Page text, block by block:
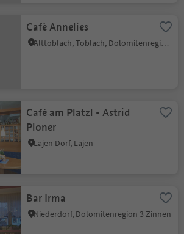
Cafè Annelies
Alttoblach, Toblach, Dolomitenregion 3 Zinnen
Café am Platzl - Astrid
Ploner
Lajen Dorf, Lajen
Bar Irma
Niederdorf, Dolomitenregion 3 Zinnen